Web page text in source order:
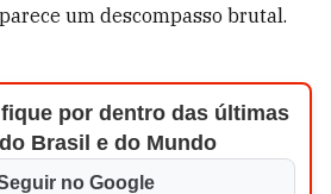
um descompasso brutal.
por dentro das últimas
Brasil e do Mundo
no Google